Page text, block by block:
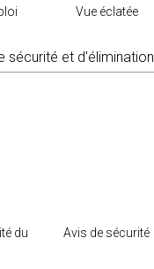
Vue éclatée
sécurité et d'élimination
du
Avis de sécurité